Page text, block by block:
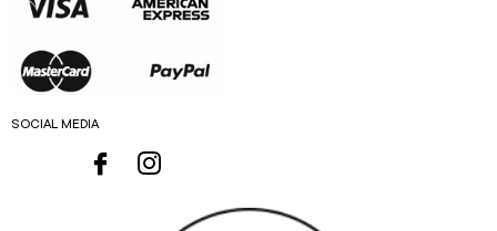
SOCIAL MEDIA